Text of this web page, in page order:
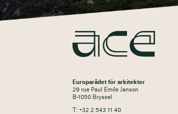
Europarådet för arkitekter
29 rue Paul Emile Janson
B-1050 Bryssel
T: +32 2 543 11 40